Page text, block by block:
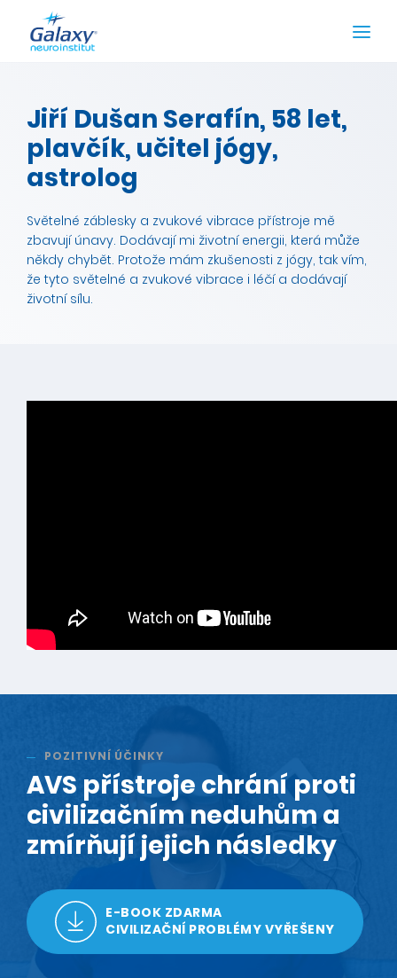
Jiří Dušan Serafín, 58 let,
plavčík, učitel jógy,
astrolog
Světelné záblesky a zvukové vibrace přístroje mě
zbavují únavy. Dodávají mi životní energii, která může
někdy chybět. Protože mám zkušenosti z jógy, tak vím,
že tyto světelné a zvukové vibrace i léčí a dodávají
životní sílu.
POZITIVNÍ ÚČINKY
AVS přístroje chrání proti
civilizačním neduhům a
zmírňují jejich následky
E-BOOK ZDARMA
CIVILIZAČNÍ PROBLÉMY VYŘEŠENY